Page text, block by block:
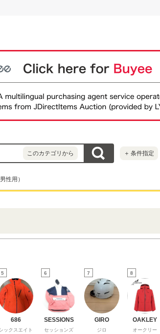
このカテゴリから ＋ 条件指定
性用）
5
686
ックスエイト
6
SESSIONS
セッションズ
7
GIRO
ジロ
8
OAKLEY
オークリー